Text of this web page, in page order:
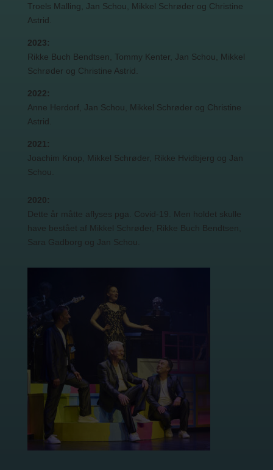
Troels Malling, Jan Schou, Mikkel Schrøder og Christine
Astrid.
2023:
Rikke Buch Bendtsen, Tommy Kenter, Jan Schou, Mikkel
Schrøder og Christine Astrid.
2022:
Anne Herdorf, Jan Schou, Mikkel Schrøder og Christine
Astrid.
2021:
Joachim Knop, Mikkel Schrøder, Rikke Hvidbjerg og Jan
Schou.
2020:
Dette år måtte aflyses pga. Covid-19. Men holdet skulle
have bestået af Mikkel Schrøder, Rikke Buch Bendtsen,
Sara Gadborg og Jan Schou.